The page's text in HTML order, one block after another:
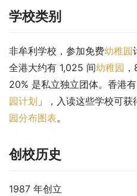
学校类别
非牟利学校，参加免费幼稚园
全港大约有 1,025 间幼稚园
20% 是私立独立团体。香港
园计划 」，入读这些学校可获
园分布图表。
创校历史
1987 年创立